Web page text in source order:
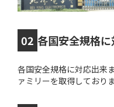
02 各国安全規格
各国安全規格に対応出来
ァミリーを取得しておりま